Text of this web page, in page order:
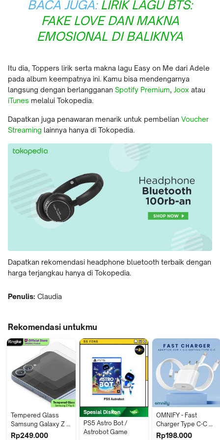
BACA JUGA: LIRIK LAGU BTS:
FAKE LOVE DAN MAKNA
EMOSIONAL DI BALIKNYA
Itu dia, Toppers lirik serta makna lagu Easy on Me dari Adele
pada album keempatnya ini. Kamu bisa mendengarnya
langsung dengan berlangganan Spotify Premium, Joox atau
iTunes melalui Tokopedia.
Dapatkan juga penawaran menarik untuk pembelian Voucher
Streaming lainnya hanya di Tokopedia.
Dapatkan rekomendasi headphone bluetooth terbaik dengan
harga terjangkau hanya di Tokopedia.
Penulis: Claudia
Rekomendasi untukmu
Tempered Glass
Samsung Galaxy Z
Flip 6 Ringke Cover
Rp249.000
Spesial Diskon
PS5 Astro Bot /
Astrobot Game
OMNIFY - Fast
Charger Type C-C
Lighting Adaptor
Rp198.000